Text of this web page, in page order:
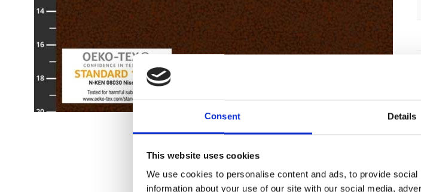
Consent Details
This website uses cookies
We use cookies to personalise content and ads, to provide
information about your use of our site with our social media,
Du vil måske